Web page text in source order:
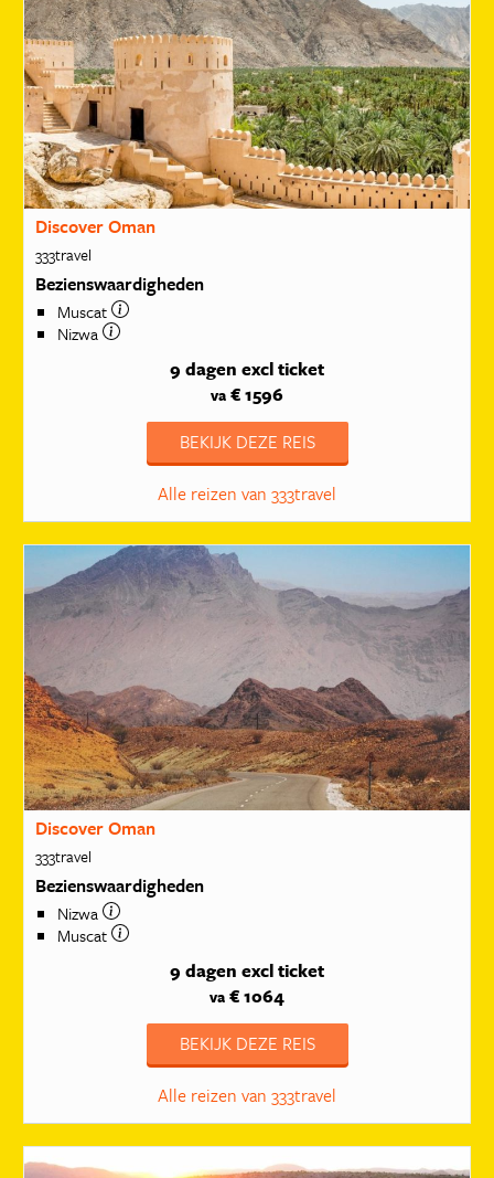
Discover Oman
333travel
Bezienswaardigheden
Muscat
Nizwa
9 dagen excl ticket
va € 1596
BEKIJK DEZE REIS
Alle reizen van 333travel
Discover Oman
333travel
Bezienswaardigheden
Nizwa
Muscat
9 dagen excl ticket
va € 1064
BEKIJK DEZE REIS
Alle reizen van 333travel